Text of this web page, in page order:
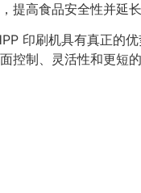
提高食品安全性并延长
印刷机具有真正的
控制、灵活性和更短